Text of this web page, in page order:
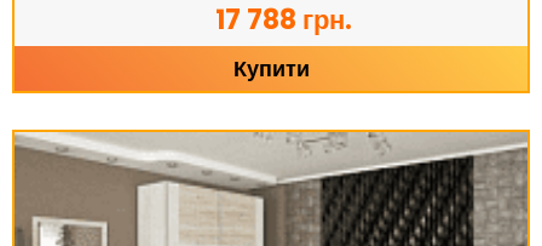
17 788 грн.
Купити